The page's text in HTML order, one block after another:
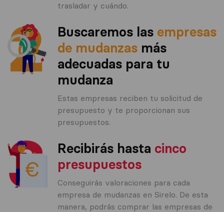
trasladar y cuándo.
Buscaremos las empresas
de mudanzas más
adecuadas para tu
mudanza
Estas empresas reciben tu solicitud de
presupuesto y te proporcionan sus
presupuestos.
Recibirás hasta cinco
presupuestos
Conseguirás valoraciones para cada
empresa de mudanzas en Sirelo. De esta
manera, podrás comprar las empresas de